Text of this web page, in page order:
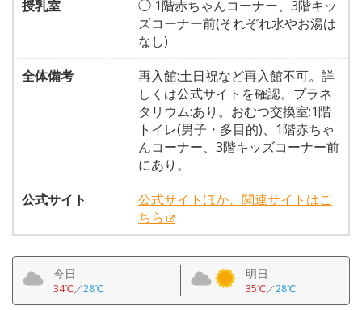
授乳室
◯ 1階赤ちゃんコーナー、3階キッ
ズコーナー前(それぞれ水やお湯は
なし)
全体備考
再入館:土日祝など再入館不可。詳
しくは公式サイトを確認。プラネ
タリウム:あり。おむつ交換室:1階
トイレ(男子・多目的)、1階赤ちゃ
んコーナー、3階キッズコーナー前
にあり。
公式サイト
公式サイトほか、関連サイトはこ
ちら
今日
34℃／28℃
明日
35℃／28℃